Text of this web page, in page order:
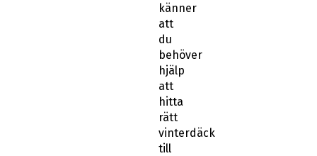
känner
att
du
behöver
hjälp
att
hitta
rätt
vinterdäck
till